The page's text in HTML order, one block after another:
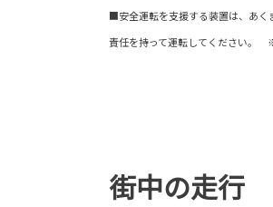
■安全運転を支援する装置は、あく
責任を持って運転してください。
街中の走行